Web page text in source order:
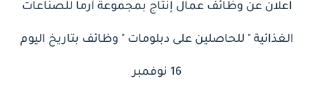
اعلان عن وظائف عمال إنتاج بمجموعة آرما للصناعات
الغذائية " للحاصلين على دبلومات " وظائف بتاريخ اليوم
16 نوفمبر